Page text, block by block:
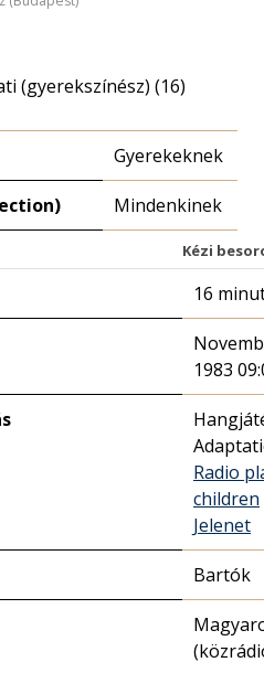
(gyerekszínész) (16)
Gyerekeknek
Mindenkinek
Kézi
16
1983
Radio
children
Jelenet
Bartók